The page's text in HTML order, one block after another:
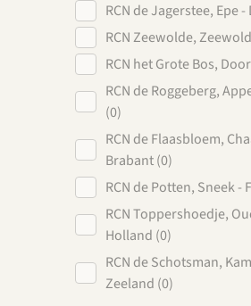
RCN de Jagerstee, Epe
RCN Zeewolde,
RCN het Grote Bos,
RCN de Roggeberg,
(0)
RCN de Flaasbloem,
Brabant (0)
RCN de Potten, Sneek -
RCN Toppershoedje,
Holland (0)
RCN de Schotsman,
Zeeland (0)